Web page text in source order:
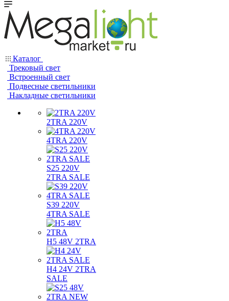
Каталог
Трековый свет
Встроенный свет
Подвесные светильники
Накладные светильники
2TRA 220V
4TRA 220V
S25 220V
2TRA SALE
S39 220V
4TRA SALE
H5 48V 2TRA
H4 24V 2TRA
SALE